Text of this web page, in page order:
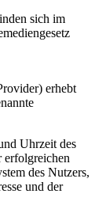
sich im
erhebt
Uhrzeit des
erfolgreichen
des Nutzers,
und der